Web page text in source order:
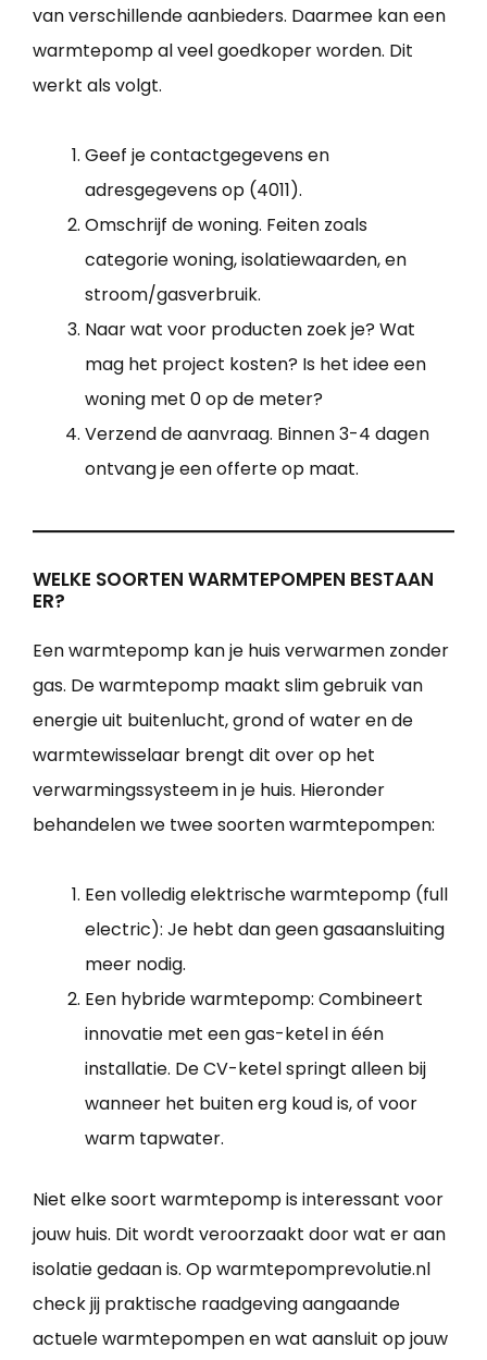
van verschillende aanbieders. Daarmee kan een
warmtepomp al veel goedkoper worden. Dit
werkt als volgt.
Geef je contactgegevens en
adresgegevens op (4011).
Omschrijf de woning. Feiten zoals
categorie woning, isolatiewaarden, en
stroom/gasverbruik.
Naar wat voor producten zoek je? Wat
mag het project kosten? Is het idee een
woning met 0 op de meter?
Verzend de aanvraag. Binnen 3-4 dagen
ontvang je een offerte op maat.
WELKE SOORTEN WARMTEPOMPEN BESTAAN
ER?
Een warmtepomp kan je huis verwarmen zonder
gas. De warmtepomp maakt slim gebruik van
energie uit buitenlucht, grond of water en de
warmtewisselaar brengt dit over op het
verwarmingssysteem in je huis. Hieronder
behandelen we twee soorten warmtepompen:
Een volledig elektrische warmtepomp (full
electric): Je hebt dan geen gasaansluiting
meer nodig.
Een hybride warmtepomp: Combineert
innovatie met een gas-ketel in één
installatie. De CV-ketel springt alleen bij
wanneer het buiten erg koud is, of voor
warm tapwater.
Niet elke soort warmtepomp is interessant voor
jouw huis. Dit wordt veroorzaakt door wat er aan
isolatie gedaan is. Op warmtepomprevolutie.nl
check jij praktische raadgeving aangaande
actuele warmtepompen en wat aansluit op jouw